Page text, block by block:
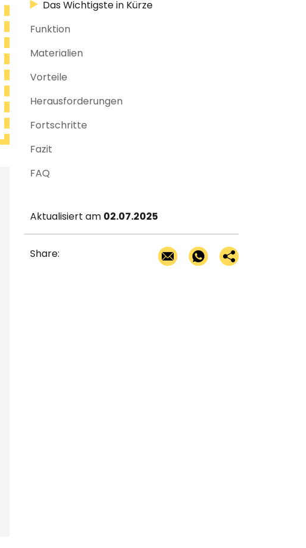
Das Wichtigste in Kürze
Funktion
Materialien
Vorteile
Herausforderungen
Fortschritte
Fazit
FAQ
Aktualisiert am 02.07.2025
Share: